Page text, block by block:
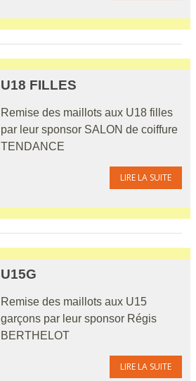
U18 FILLES
Remise des maillots aux U18 filles
par leur sponsor SALON de coiffure
TENDANCE
LIRE LA SUITE
U15G
Remise des maillots aux U15
garçons par leur sponsor Régis
BERTHELOT
LIRE LA SUITE